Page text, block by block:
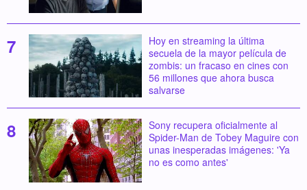
Hoy en streaming la última
secuela de la mayor película de
zombis: un fracaso en cines con
56 millones que ahora busca
salvarse
Sony recupera oficialmente al
Spider-Man de Tobey Maguire con
unas inesperadas imágenes: 'Ya
no es como antes'